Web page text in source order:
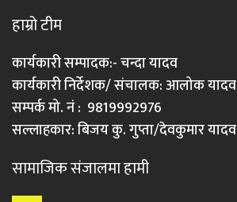
हाम्रो टीम
कार्यकारी सम्पादक:- चन्दा यादव
कार्यकारी निर्देशक/ संचालक: आलोक यादव
सम्पर्क मो. नं : 9819992976
सल्लाहकार: बिजय कु. गुप्ता/देवकुमार यादव
सामाजिक संजालमा हामी